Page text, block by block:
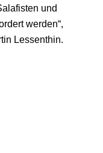
und
werden“,
Lessenthin.